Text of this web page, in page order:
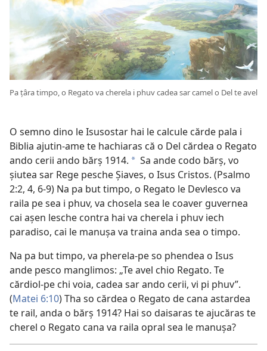
Pa țâra timpo, o Regato va cherela i phuv cadea sar camel o Del te avel
O semno dino le Isusostar hai le calcule cărde pala i
Biblia ajutin-ame te hachiaras că o Del cărdea o Regato
ando cerii ando bărș 1914. a Sa ande codo bărș, vo
șiutea sar Rege pesche Șiaves, o Isus Cristos. (Psalmo
2:2, 4, 6-9) Na pa but timpo, o Regato le Devlesco va
raila pe sea i phuv, va chosela sea le coaver guvernea
cai așen lesche contra hai va cherela i phuv iech
paradiso, cai le manușa va traina anda sea o timpo.
Na pa but timpo, va pherela-pe so phendea o Isus
ande pesco manglimos: „Te avel chio Regato. Te
cărdiol-pe chi voia, cadea sar ando cerii, vi pi phuv”.
(Matei 6:10) Tha so cărdea o Regato de cana astardea
te rail, anda o bărș 1914? Hai so daisaras te ajucăras te
cherel o Regato cana va raila opral sea le manușa?